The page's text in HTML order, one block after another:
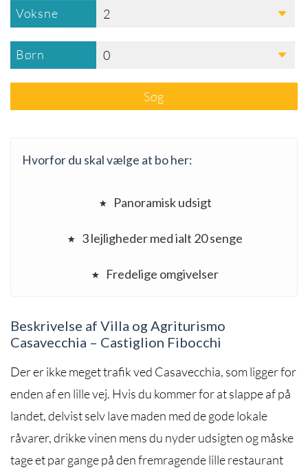
Voksne 2
Børn 0
Søg
Hvorfor du skal vælge at bo her:
Panoramisk udsigt
3 lejligheder med ialt 20 senge
Fredelige omgivelser
Beskrivelse af Villa og Agriturismo
Casavecchia – Castiglion Fibocchi
Der er ikke meget trafik ved Casavecchia, som ligger for
enden af en lille vej. Hvis du kommer for at slappe af på
landet, delvist selv lave maden med de gode lokale
råvarer, drikke vinen mens du nyder udsigten og måske
tage et par gange på den fremragende lille restaurant